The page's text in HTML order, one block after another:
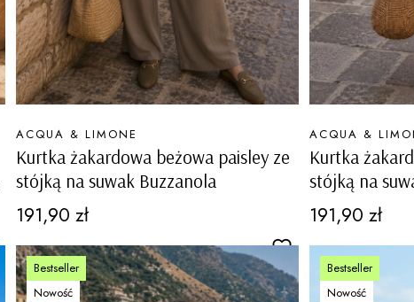
Kurtka żakardowa beżowa paisley ze
stójką na suwak Buzzanola
PRODUCENT
ACQUA & LIMONE
Cena
191,90 zł
Kurtka
stójką na
PRODUCENT
ACQUA &
Cena
191,90 zł
Bestseller
Nowość
Bestseller
Nowość